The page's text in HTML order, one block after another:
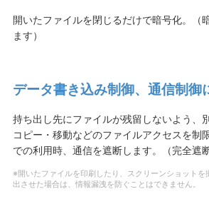
開いたファイルを閉じるだけで暗号化。（
ます）
データ書き込み制御、通信制御
持ち出し先にファイルが残留しないよう、
コピー・移動などのファイルアクセスを制
での利用時、通信を遮断します。（完全遮
※開いたファイルを印刷したり、スクリーンショットを
出させた場合は、情報漏洩を防ぐことはできません。